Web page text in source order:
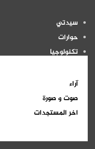
سيدتي
حوارات
تكنولوجيا
آراء
صوت و صورة
اخر المستجدات